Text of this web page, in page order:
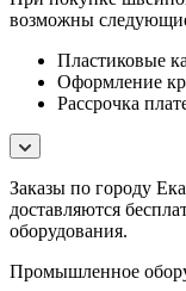
возможны
Пластиковые
Оформление
Рассрочка
Заказы по городу
доставляются
оборудования.
Промышленное